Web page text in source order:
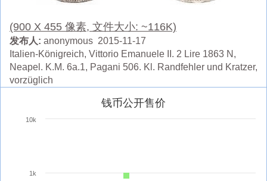
(900 X 455 像素, 文件大小: ~116K)
发布人: anonymous 2015-11-17
Italien-Königreich, Vittorio Emanuele II. 2 Lire 1863 N,
Neapel. K.M. 6a.1, Pagani 506. Kl. Randfehler und Kratzer,
vorzüglich